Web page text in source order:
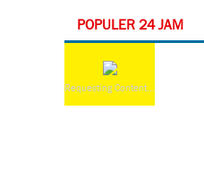
POPULER 24 JAM
Requesting Content...